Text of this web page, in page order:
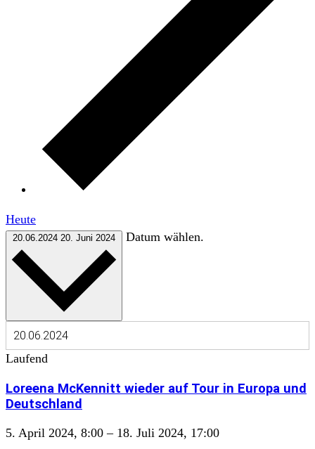
Heute
20.06.2024 20. Juni 2024 Datum wählen.
Laufend
Loreena McKennitt wieder auf Tour in Europa und
Deutschland
5. April 2024, 8:00 – 18. Juli 2024, 17:00